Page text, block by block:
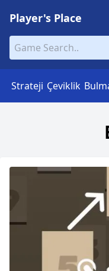
Player's Place
Strateji Çeviklik